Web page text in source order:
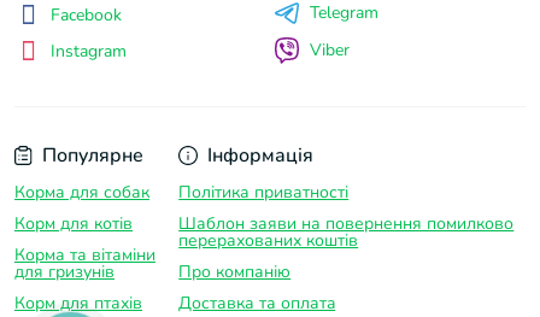
Популярне
Корма для собак
Корм для котів
Корма та вітаміни
для гризунів
Корм для птахів
Інформація
Політика приватності
Шаблон заяви на повернення помилково
перерахованих коштів
Про компанію
Доставка та оплатa
Facebook
Instagram
Telegram
Viber